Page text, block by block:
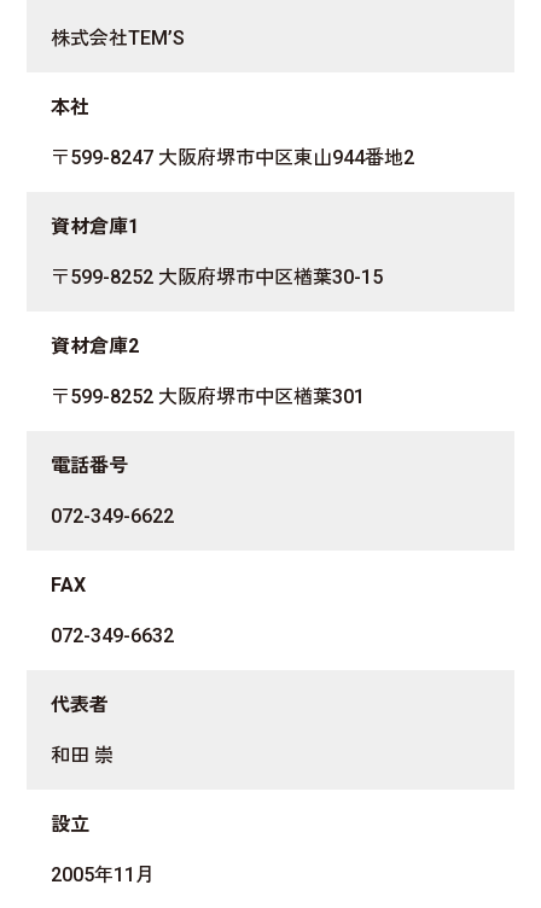
株式会社TEM’S
本社
〒599-8247 大阪府堺市中区東山944番地2
資材倉庫1
〒599-8252 大阪府堺市中区楢葉30-15
資材倉庫2
〒599-8252 大阪府堺市中区楢葉301
電話番号
072-349-6622
FAX
072-349-6632
代表者
和田 崇
設立
2005年11月